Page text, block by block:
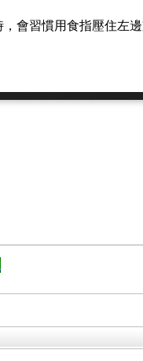
會習慣用食指壓住左